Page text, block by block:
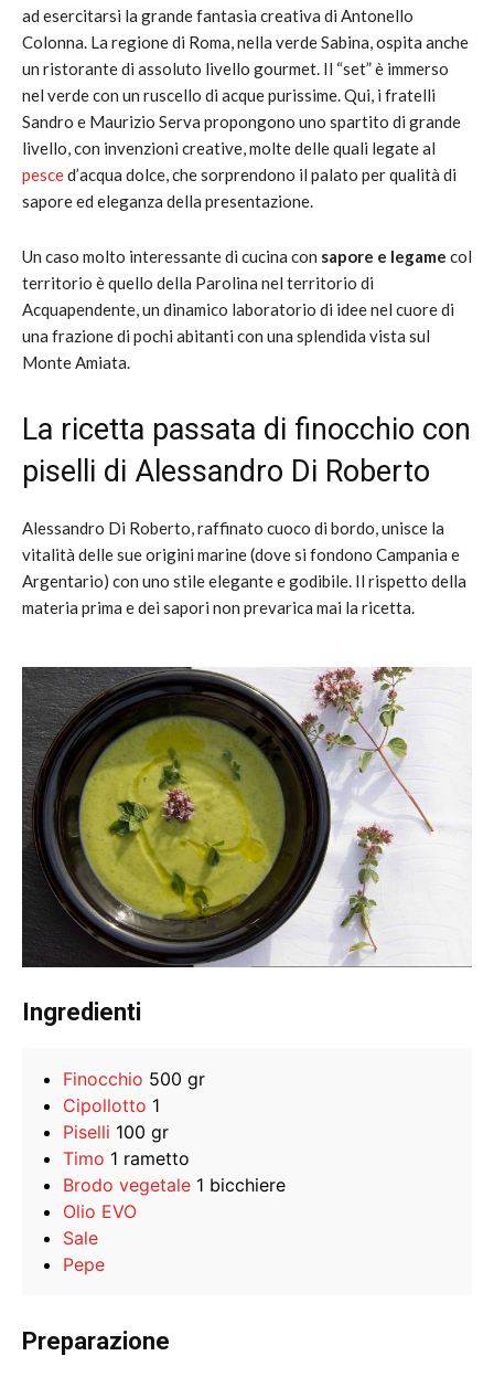
ad esercitarsi la grande fantasia creativa di Antonello
Colonna. La regione di Roma, nella verde Sabina, ospita anche
un ristorante di assoluto livello gourmet. Il “set” è immerso
nel verde con un ruscello di acque purissime. Qui, i fratelli
Sandro e Maurizio Serva propongono uno spartito di grande
livello, con invenzioni creative, molte delle quali legate al
pesced’acqua dolce, che sorprendono il palato per qualità di
sapore ed eleganza della presentazione.
Un caso molto interessante di cucina con sapore e legame col
territorio è quello della Parolina nel territorio di
Acquapendente, un dinamico laboratorio di idee nel cuore di
una frazione di pochi abitanti con una splendida vista sul
Monte Amiata.
La ricetta passata di finocchio con
piselli di Alessandro Di Roberto
Alessandro Di Roberto, raffinato cuoco di bordo, unisce la
vitalità delle sue origini marine (dove si fondono Campania e
Argentario) con uno stile elegante e godibile. Il rispetto della
materia prima e dei sapori non prevarica mai la ricetta.
Ingredienti
Finocchio 500 gr
Cipollotto 1
Piselli 100 gr
Timo 1 rametto
Brodo vegetale 1 bicchiere
Olio EVO
Sale
Pepe
Preparazione